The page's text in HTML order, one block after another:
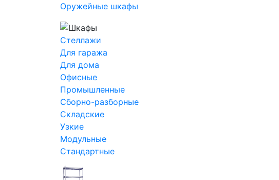
Оружейные шкафы
Стеллажи
Для гаража
Для дома
Офисные
Промышленные
Сборно-разборные
Складские
Узкие
Модульные
Стандартные